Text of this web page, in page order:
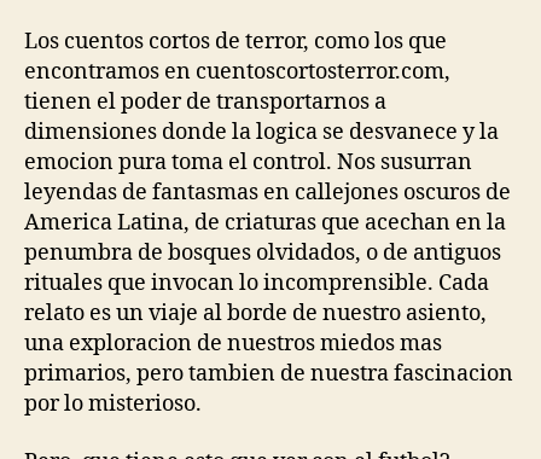
Los cuentos cortos de terror, como los que
encontramos en cuentoscortosterror.com,
tienen el poder de transportarnos a
dimensiones donde la logica se desvanece y la
emocion pura toma el control. Nos susurran
leyendas de fantasmas en callejones oscuros de
America Latina, de criaturas que acechan en la
penumbra de bosques olvidados, o de antiguos
rituales que invocan lo incomprensible. Cada
relato es un viaje al borde de nuestro asiento,
una exploracion de nuestros miedos mas
primarios, pero tambien de nuestra fascinacion
por lo misterioso.